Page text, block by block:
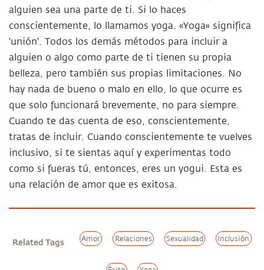
alguien sea una parte de ti. Si lo haces
conscientemente, lo llamamos yoga. «Yoga» significa
'unión'. Todos los demás métodos para incluir a
alguien o algo como parte de ti tienen su propia
belleza, pero también sus propias limitaciones. No
hay nada de bueno o malo en ello, lo que ocurre es
que solo funcionará brevemente, no para siempre.
Cuando te das cuenta de eso, conscientemente,
tratas de incluir. Cuando conscientemente te vuelves
inclusivo, si te sientas aquí y experimentas todo
como si fueras tú, entonces, eres un yogui. Esta es
una relación de amor que es exitosa.
Related Tags Amor Relaciones Sexualidad Inclusión